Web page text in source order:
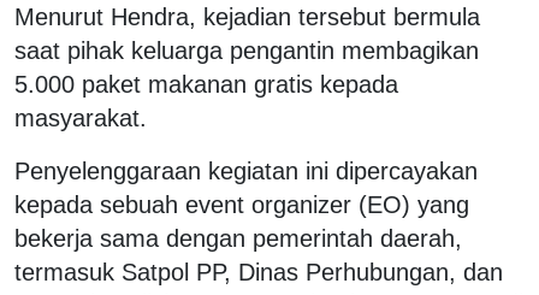
Menurut Hendra, kejadian tersebut bermula
saat pihak keluarga pengantin membagikan
5.000 paket makanan gratis kepada
masyarakat.
Penyelenggaraan kegiatan ini dipercayakan
kepada sebuah event organizer (EO) yang
bekerja sama dengan pemerintah daerah,
termasuk Satpol PP, Dinas Perhubungan, dan